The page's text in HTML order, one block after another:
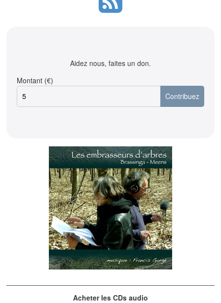
Aidez nous, faites un don.
Montant (€)
Les embrasseurs d'arbres
Acheter les CDs audio